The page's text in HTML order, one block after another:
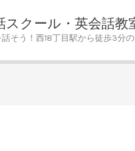
スクール・英会話教
そう！西18丁目駅から徒歩3分